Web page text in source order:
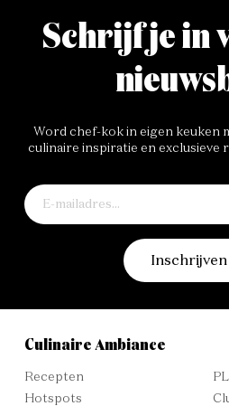
Schrijf je in
Word chef-kok in eigen keuken
culinaire inspiratie en exclusieve
Inschrijven
Culinaire Ambiance
Recepten
Hotspots